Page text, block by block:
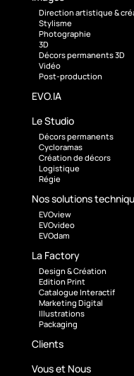
Direction artistique &
Stylisme
Photographie
3D
Décors permanents 3D
Vidéo
Post-production
EVO.IA
Le Studio
Décors permanents
Cycloramas
Création de décors
Logistique
Régie
Nos solutions
EVOview
EVOvideo
EVOdam
La Factory
Design & Création
Edition Print
Catalogue Interactif
Marketing Digital
Illustrations
Packaging
Clients
Vous et Nous